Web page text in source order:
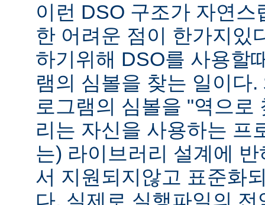
이런 DSO 구조가 자연
한 어려운 점이 한가지있
하기위해 DSO를 사용할
램의 심볼을 찾는 일이다
로그램의 심볼을 "역으로
리는 자신을 사용하는 프
는) 라이브러리 설계에
서 지원되지않고 표준화